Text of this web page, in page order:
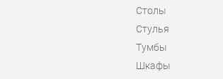
Столы
Стулья
Тумбы
Шкафы